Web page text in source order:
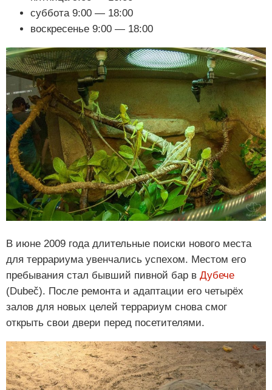
суббота 9:00 — 18:00
воскресенье 9:00 — 18:00
В июне 2009 года длительные поиски нового места
для террариума увенчались успехом. Местом его
пребывания стал бывший пивной бар в Дубече
(Dubeč). После ремонта и адаптации его четырёх
залов для новых целей террариум снова смог
открыть свои двери перед посетителями.